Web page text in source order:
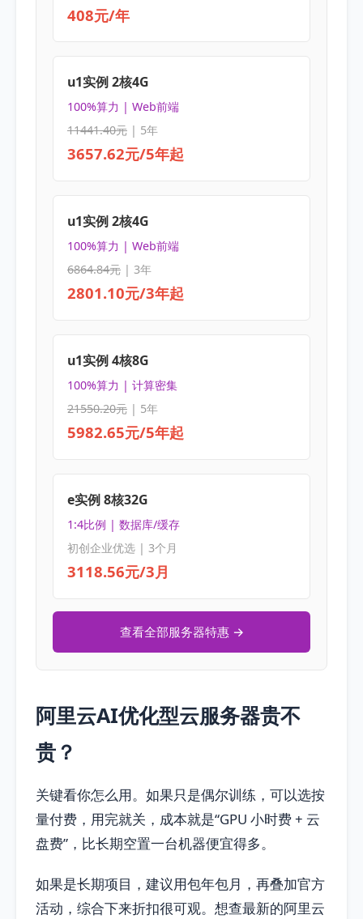
408元/年
u1实例 2核4G
100%算力 | Web前端
11441.40元| 5年
3657.62元/5年起
u1实例 2核4G
100%算力 | Web前端
6864.84元| 3年
2801.10元/3年起
u1实例 4核8G
100%算力 | 计算密集
21550.20元| 5年
5982.65元/5年起
e实例 8核32G
1:4比例 | 数据库/缓存
初创企业优选 | 3个月
3118.56元/3月
查看全部服务器特惠 →
阿里云AI优化型云服务器贵不
贵？
关键看你怎么用。如果只是偶尔训练，可以选按
量付费，用完就关，成本就是“GPU 小时费 + 云
盘费”，比长期空置一台机器便宜得多。
如果是长期项目，建议用包年包月，再叠加官方
活动，综合下来折扣很可观。想查最新的阿里云